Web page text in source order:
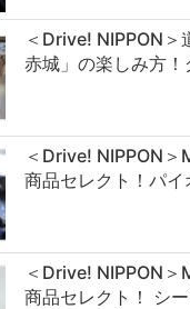
＜Drive! NIPPON＞
赤城」の楽しみ方
＜Drive! NIPPON＞
商品セレクト！パ
＜Drive! NIPPON＞
商品セレクト！ シ